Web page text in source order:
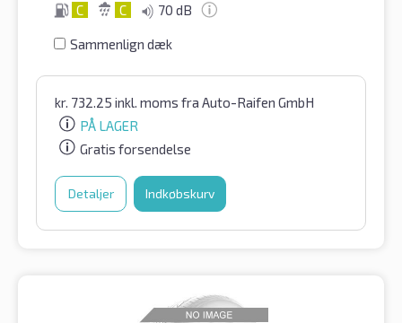
C C 70 dB
Sammenlign dæk
kr. 732.25 inkl. moms fra Auto-Raifen GmbH
PÅ LAGER
Gratis forsendelse
Detaljer Indkøbskurv